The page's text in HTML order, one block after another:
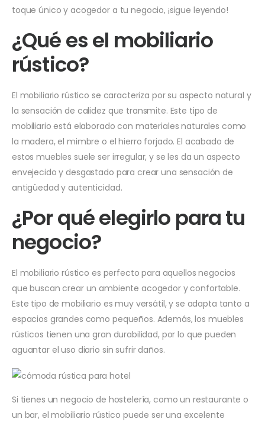
toque único y acogedor a tu negocio, ¡sigue leyendo!
¿Qué es el mobiliario
rústico?
El mobiliario rústico se caracteriza por su aspecto natural y
la sensación de calidez que transmite. Este tipo de
mobiliario está elaborado con materiales naturales como
la madera, el mimbre o el hierro forjado. El acabado de
estos muebles suele ser irregular, y se les da un aspecto
envejecido y desgastado para crear una sensación de
antigüedad y autenticidad.
¿Por qué elegirlo para tu
negocio?
El mobiliario rústico es perfecto para aquellos negocios
que buscan crear un ambiente acogedor y confortable.
Este tipo de mobiliario es muy versátil, y se adapta tanto a
espacios grandes como pequeños. Además, los muebles
rústicos tienen una gran durabilidad, por lo que pueden
aguantar el uso diario sin sufrir daños.
Si tienes un negocio de hostelería, como un restaurante o
un bar, el mobiliario rústico puede ser una excelente